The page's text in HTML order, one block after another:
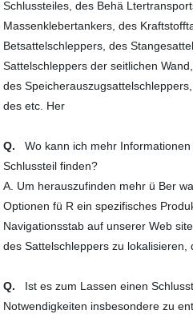
Schlussteiles, des Behä
Massenklebertankers, des
Betsattelschleppers, des
Sattelschleppers der seitlichen
des
des etc. Her
Q.
Wo kann ich mehr
Schlussteil finden?
A. Um herauszufinden mehr ü Ber
Optionen fü R ein spezifisches
Navigationsstab auf unserer Web
des Sattelschleppers zu
Q. Ist es zum Lassen einen
Notwendigkeiten insbesondere zu